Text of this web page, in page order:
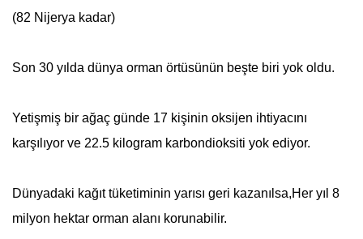
(82 Nijerya kadar)
Son 30 yılda dünya orman örtüsünün beşte biri yok oldu.
Yetişmiş bir ağaç günde 17 kişinin oksijen ihtiyacını
karşılıyor ve 22.5 kilogram karbondioksiti yok ediyor.
Dünyadaki kağıt tüketiminin yarısı geri kazanılsa,Her yıl 8
milyon hektar orman alanı korunabilir.